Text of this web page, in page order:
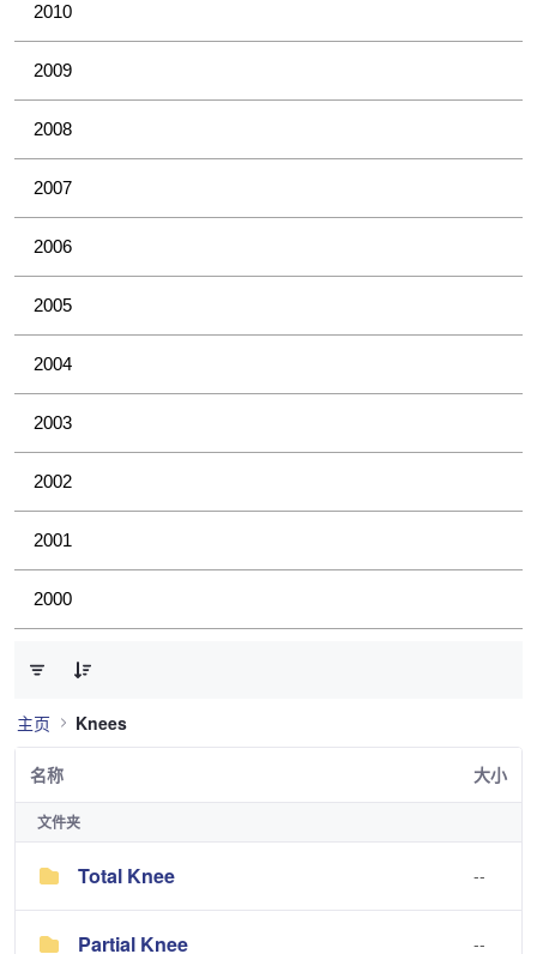
2010
2009
2008
2007
2006
2005
2004
2003
2002
2001
2000
主页 Knees
名称 大小
文件夹
Total Knee --
Partial Knee --